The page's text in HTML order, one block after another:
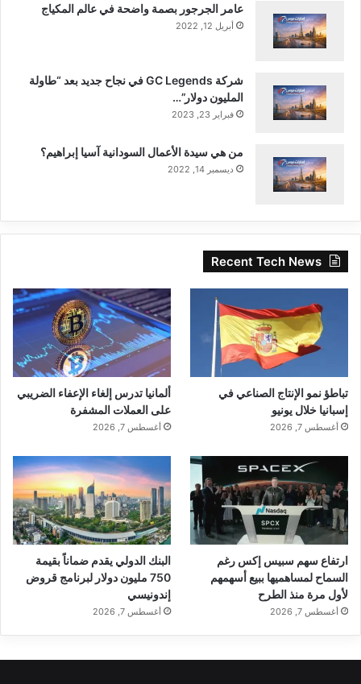
عامر الجرجور بصمة واضحة في عالم المكياج
أبريل 12, 2022
شركة GC Legends في نجاح جديد بعد “طاولة
المليون دولار”…
فبراير 23, 2023
من هي سيدة الأعمال السودانية آسيا إبراهيم؟
ديسمبر 14, 2022
Recent Tech News
تباطؤ نمو الإنتاج الصناعي في
إسبانيا خلال يونيو
أغسطس 7, 2026
ألمانيا تدرس إلغاء الإعفاء الضريبي
على العملات المشفرة
أغسطس 7, 2026
ارتفاع سهم سبيس إكس رغم
السماح لمساهميها ببيع أسهمهم
لأول مرة منذ الطرح
أغسطس 7, 2026
البنك الدولي يقدم ضماناً بقيمة
750 مليون دولار لبرنامج قروض
إندونيسي
أغسطس 7, 2026